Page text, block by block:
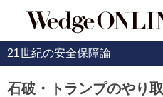
21世紀の安全保障論
石破・トランプのやり